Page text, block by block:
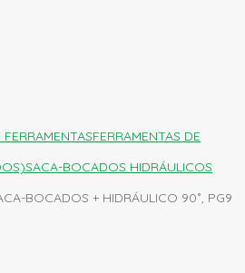
FERRAMENTAS DE
SACA-BOCADOS HIDRÁULICOS
BOCADOS + HIDRÁULICO 90˚, PG9